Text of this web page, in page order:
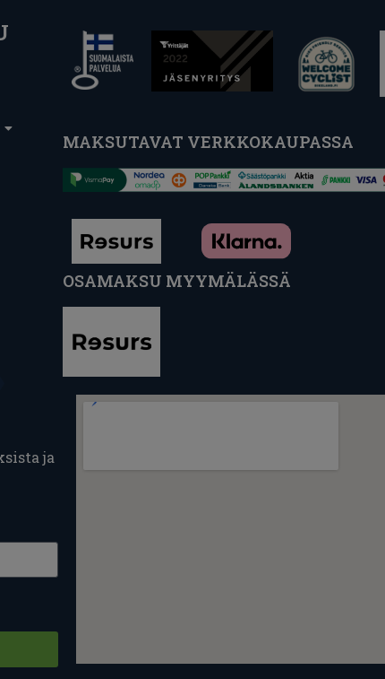
MAKSUTAVAT VERKKOKAUPASSA
OSAMAKSU MYYMÄLÄSSÄ
ja